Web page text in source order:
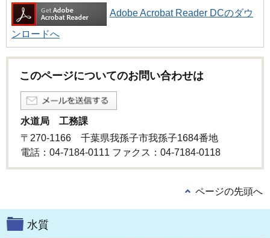
Adobe Acrobat Reader DCのダウ
ンロードへ
このページについてのお問い合わせは
水道局 工務課
〒270-1166 千葉県我孫子市我孫子1684番地
電話：04-7184-0111 ファクス：04-7184-0118
ページの先頭へ
水質